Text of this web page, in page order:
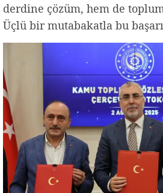
derdine çözüm, hem de
Üçlü bir mutabakatla bu